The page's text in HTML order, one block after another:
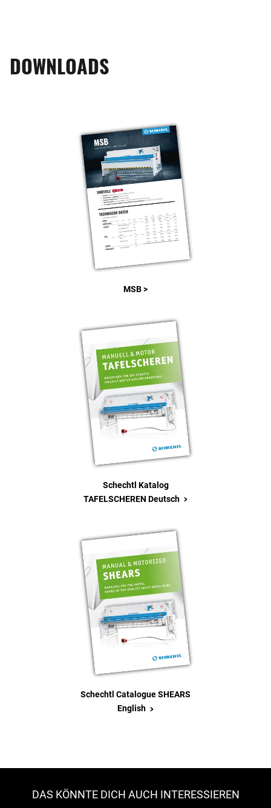
DOWNLOADS
MSB >
Schechtl Katalog
TAFELSCHEREN Deutsch >
Schechtl Catalogue SHEARS
English >
DAS KÖNNTE DICH AUCH INTERESSIEREN